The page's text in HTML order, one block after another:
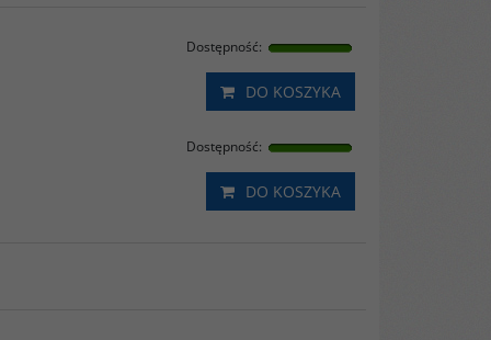
Dostępność:
DO KOSZYKA
Dostępność:
DO KOSZYKA